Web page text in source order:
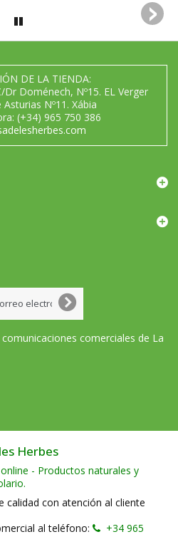
DE LA TIENDA:
Doménech, Nº15. EL Verger
Nº11. Xábia
(+34) 965 750 386
comerciales de La
Herbes
- Productos naturales y
calidad con atención al cliente
al teléfono:
+34 965